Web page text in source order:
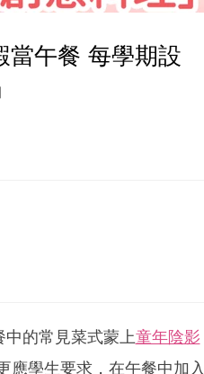
當午餐 每學期設
的常見菜式蒙上童年陰影
應學生要求，在午餐中加入